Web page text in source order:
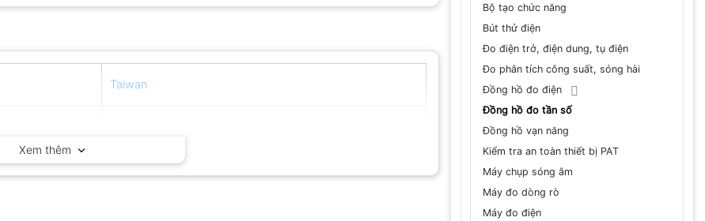
Bộ tạo chức năng
Bút thử điện
Đo điện trở, điện dung, tụ điện
Đo phân tích công suất, sóng hài
Đồng hồ đo điện
Đồng hồ đo tần số
Đồng hồ vạn năng
Kiểm tra an toàn thiết bị PAT
Máy chụp sóng âm
Máy đo dòng rò
Máy đo điện
Taiwan
Xem thêm